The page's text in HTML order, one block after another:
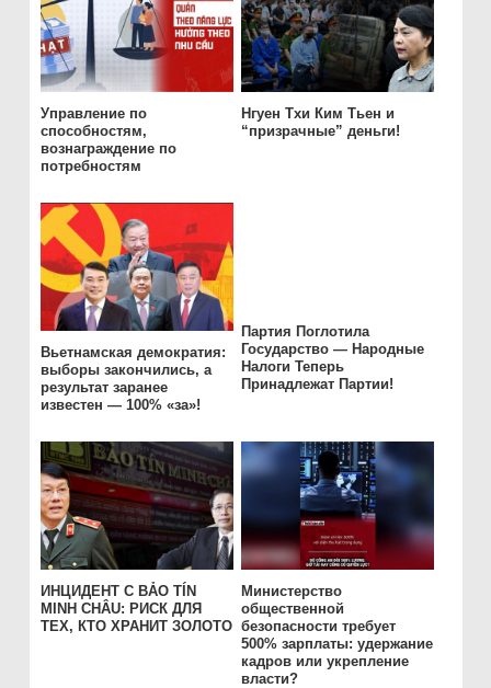
Управление по
способностям,
вознаграждение по
потребностям
Нгуен Тхи Ким Тьен и
“призрачные” деньги!
Вьетнамская демократия:
выборы закончились, а
результат заранее
известен — 100% «за»!
Партия Поглотила
Государство — Народные
Налоги Теперь
Принадлежат Партии!
ИНЦИДЕНТ С BẢO TÍN
MINH CHÂU: РИСК ДЛЯ
ТЕХ, КТО ХРАНИТ ЗОЛОТО
Министерство
общественной
безопасности требует
500% зарплаты: удержание
кадров или укрепление
власти?